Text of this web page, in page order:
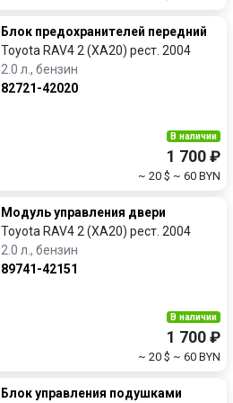
Блок предохранителей передний
Toyota RAV4 2 (XA20) рест. 2004
2.0 л., бензин
82721-42020
В наличии
1 700 ₽
~ 20 $ ~ 60 BYN
Модуль управления двери
Toyota RAV4 2 (XA20) рест. 2004
2.0 л., бензин
89741-42151
В наличии
1 700 ₽
~ 20 $ ~ 60 BYN
Блок управления подушками